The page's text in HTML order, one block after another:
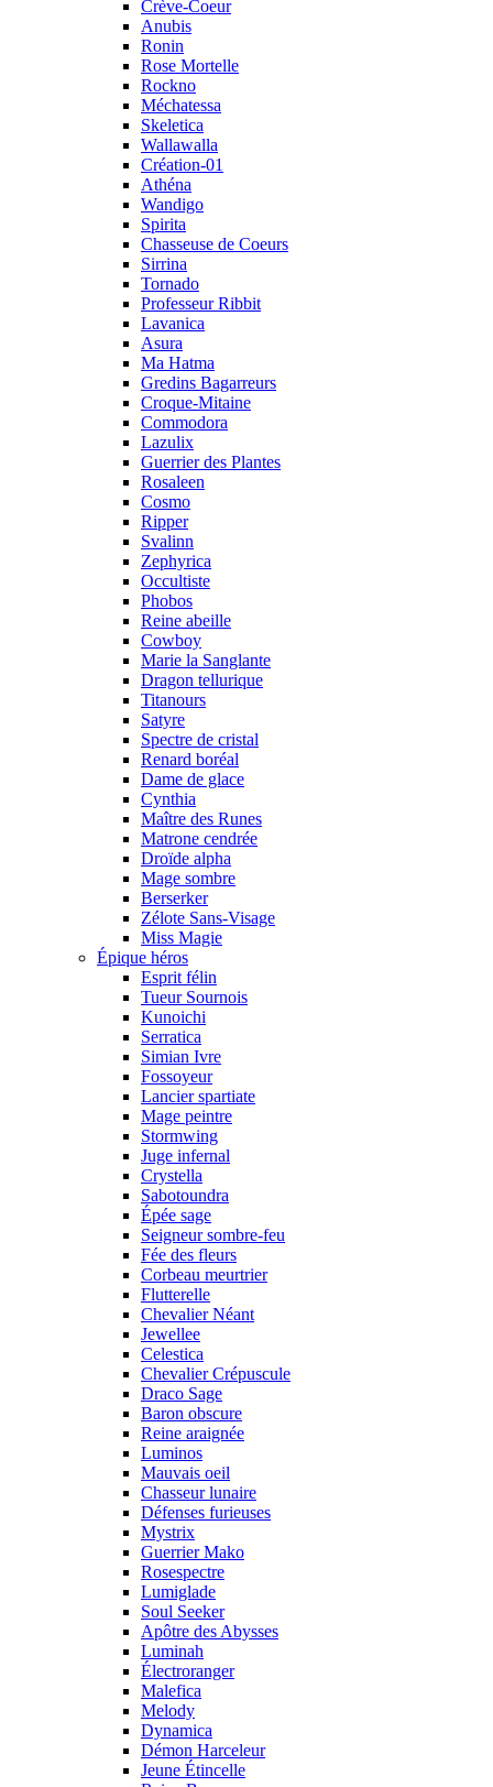
Crève-Coeur
Anubis
Ronin
Rose Mortelle
Rockno
Méchatessa
Skeletica
Wallawalla
Création-01
Athéna
Wandigo
Spirita
Chasseuse de Coeurs
Sirrina
Tornado
Professeur Ribbit
Lavanica
Asura
Ma Hatma
Gredins Bagarreurs
Croque-Mitaine
Commodora
Lazulix
Guerrier des Plantes
Rosaleen
Cosmo
Ripper
Svalinn
Zephyrica
Occultiste
Phobos
Reine abeille
Cowboy
Marie la Sanglante
Dragon tellurique
Titanours
Satyre
Spectre de cristal
Renard boréal
Dame de glace
Cynthia
Maître des Runes
Matrone cendrée
Droïde alpha
Mage sombre
Berserker
Zélote Sans-Visage
Miss Magie
Épique héros
Esprit félin
Tueur Sournois
Kunoichi
Serratica
Simian Ivre
Fossoyeur
Lancier spartiate
Mage peintre
Stormwing
Juge infernal
Crystella
Sabotoundra
Épée sage
Seigneur sombre-feu
Fée des fleurs
Corbeau meurtrier
Flutterelle
Chevalier Néant
Jewellee
Celestica
Chevalier Crépuscule
Draco Sage
Baron obscure
Reine araignée
Luminos
Mauvais oeil
Chasseur lunaire
Défenses furieuses
Mystrix
Guerrier Mako
Rosespectre
Lumiglade
Soul Seeker
Apôtre des Abysses
Luminah
Électroranger
Malefica
Melody
Dynamica
Démon Harceleur
Jeune Étincelle